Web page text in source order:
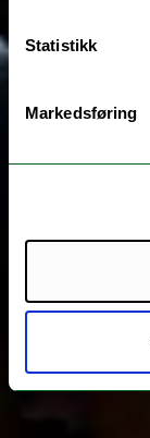
Statistikk
Markedsføring